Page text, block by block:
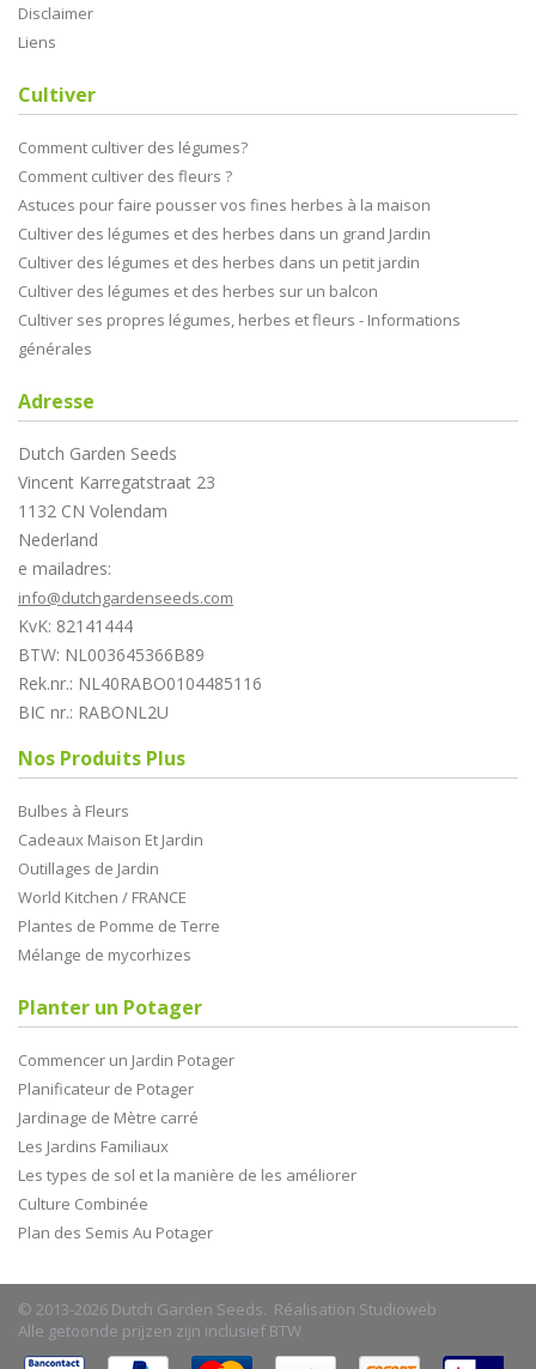
Disclaimer
Liens
Cultiver
Comment cultiver des légumes?
Comment cultiver des fleurs ?
Astuces pour faire pousser vos fines herbes à la maison
Cultiver des légumes et des herbes dans un grand Jardin
Cultiver des légumes et des herbes dans un petit jardin
Cultiver des légumes et des herbes sur un balcon
Cultiver ses propres légumes, herbes et fleurs - Informations
générales
Adresse
Dutch Garden Seeds
Vincent Karregatstraat 23
1132 CN Volendam
Nederland
e mailadres:
info@dutchgardenseeds.com
KvK: 82141444
BTW: NL003645366B89
Rek.nr.: NL40RABO0104485116
BIC nr.: RABONL2U
Nos Produits Plus
Bulbes à Fleurs
Cadeaux Maison Et Jardin
Outillages de Jardin
World Kitchen / FRANCE
Plantes de Pomme de Terre
Mélange de mycorhizes
Planter un Potager
Commencer un Jardin Potager
Planificateur de Potager
Jardinage de Mètre carré
Les Jardins Familiaux
Les types de sol et la manière de les améliorer
Culture Combinée
Plan des Semis Au Potager
© 2013-2026 Dutch Garden Seeds. Réalisation Studioweb
Alle getoonde prijzen zijn inclusief BTW